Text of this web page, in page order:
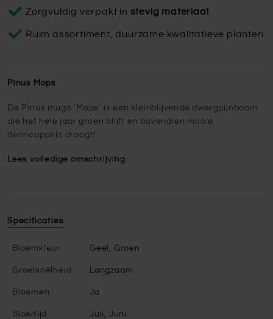
Zorgvuldig verpakt in stevig materiaal
Ruim assortiment, duurzame kwalitatieve planten
Pinus Mops
De Pinus mugo 'Mops' is een kleinblijvende dwergpijnboom
die het hele jaar groen blijft en bovendien mooie
denneappels draagt!
Lees volledige omschrijving
Specificaties
Bloemkleur Geel, Groen
Groeisnelheid Langzaam
Bloemen Ja
Bloeitijd Juli, Juni